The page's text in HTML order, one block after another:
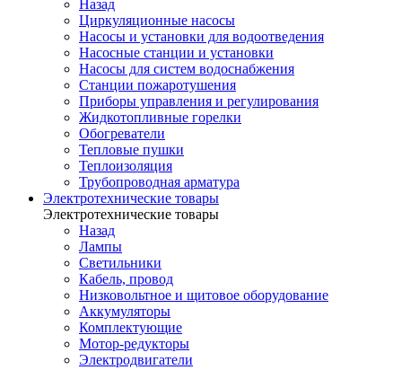
Назад
Циркуляционные насосы
Насосы и установки для водоотведения
Насосные станции и установки
Насосы для систем водоснабжения
Станции пожаротушения
Приборы управления и регулирования
Жидкотопливные горелки
Обогреватели
Тепловые пушки
Теплоизоляция
Трубопроводная арматура
Электротехнические товары
Электротехнические товары
Назад
Лампы
Светильники
Кабель, провод
Низковольтное и щитовое оборудование
Аккумуляторы
Комплектующие
Мотор-редукторы
Электродвигатели